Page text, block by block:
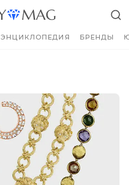
ЭНЦИКЛОПЕДИЯ БРЕНДЫ